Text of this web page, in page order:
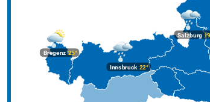
Bregenz25°
Innsbruck22°
Salzburg